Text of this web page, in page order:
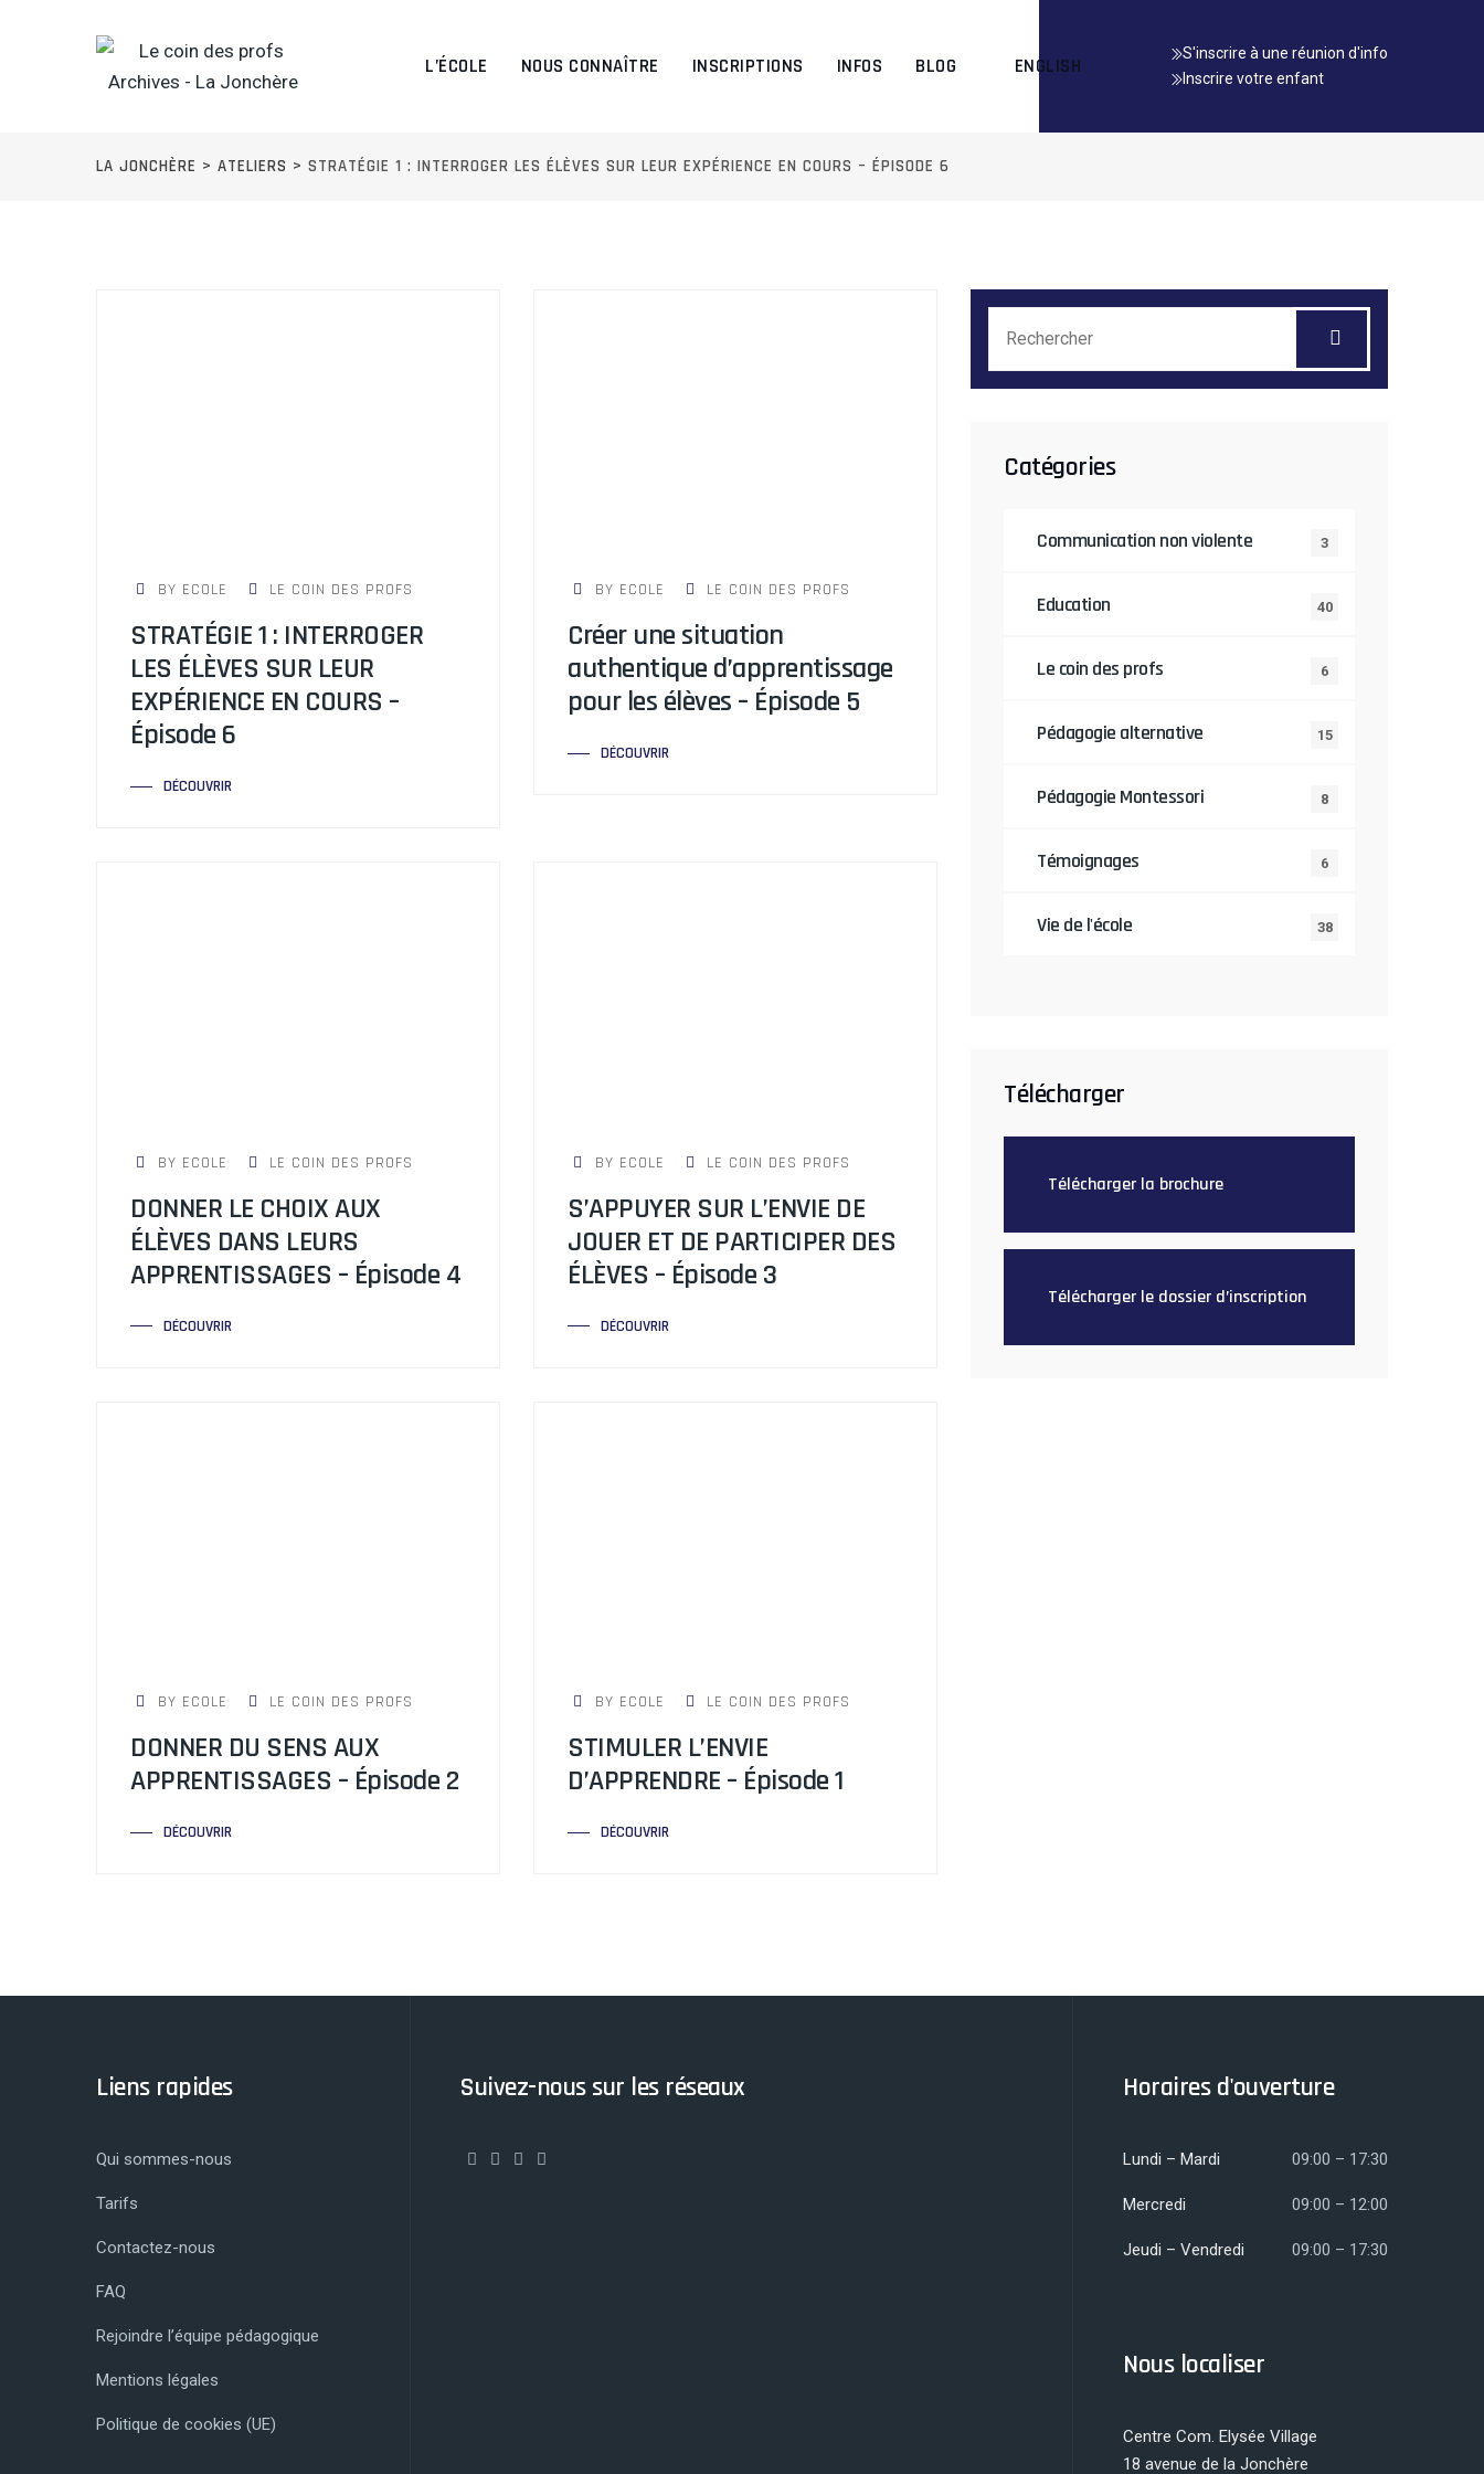
L’ÉCOLE NOUS CONNAÎTRE INSCRIPTIONS INFOS BLOG ENGLISH
S'inscrire à une réunion d'info
Inscrire votre enfant
LA JONCHÈRE > ATELIERS > STRATÉGIE 1 : INTERROGER LES ÉLÈVES SUR LEUR EXPÉRIENCE EN COURS – ÉPISODE 6
BY ECOLE LE COIN DES PROFS
STRATÉGIE 1 : INTERROGER
LES ÉLÈVES SUR LEUR
EXPÉRIENCE EN COURS –
Épisode 6
DÉCOUVRIR
BY ECOLE LE COIN DES PROFS
Créer une situation
authentique d’apprentissage
pour les élèves – Épisode 5
DÉCOUVRIR
BY ECOLE LE COIN DES PROFS
DONNER LE CHOIX AUX
ÉLÈVES DANS LEURS
APPRENTISSAGES – Épisode 4
DÉCOUVRIR
BY ECOLE LE COIN DES PROFS
S’APPUYER SUR L’ENVIE DE
JOUER ET DE PARTICIPER DES
ÉLÈVES – Épisode 3
DÉCOUVRIR
BY ECOLE LE COIN DES PROFS
DONNER DU SENS AUX
APPRENTISSAGES – Épisode 2
DÉCOUVRIR
BY ECOLE LE COIN DES PROFS
STIMULER L’ENVIE
D’APPRENDRE – Épisode 1
DÉCOUVRIR
Catégories
Communication non violente 3
Education 40
Le coin des profs 6
Pédagogie alternative 15
Pédagogie Montessori 8
Témoignages 6
Vie de l'école 38
Télécharger
Télécharger la brochure
Télécharger le dossier d’inscription
Liens rapides
Qui sommes-nous
Tarifs
Contactez-nous
FAQ
Rejoindre l’équipe pédagogique
Mentions légales
Politique de cookies (UE)
Suivez-nous sur les réseaux Horaires d'ouverture
Lundi – Mardi 09:00 – 17:30
Mercredi 09:00 – 12:00
Jeudi – Vendredi 09:00 – 17:30
Nous localiser
Centre Com. Elysée Village
18 avenue de la Jonchère